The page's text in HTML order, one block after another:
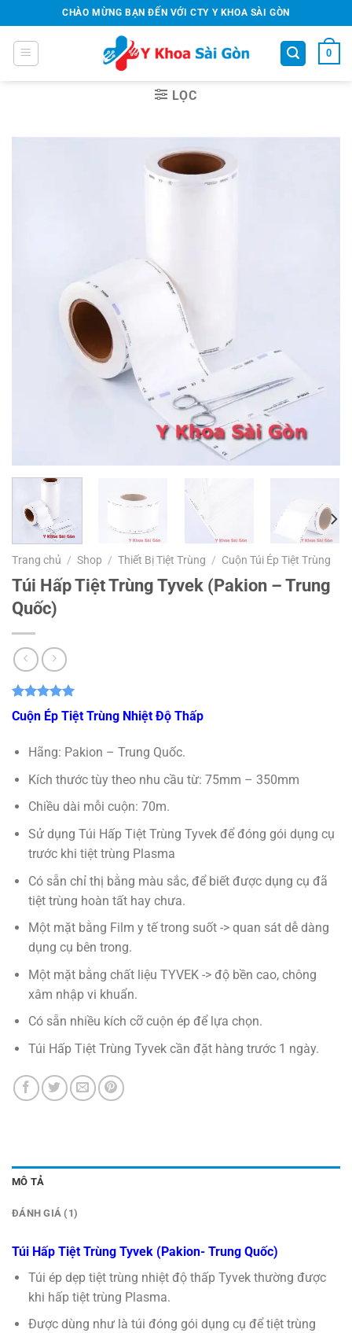
qua
nội
dung
CHÀO MỪNG BẠN ĐẾN VỚI CTY Y KHOA SÀI GÒN
0
LỌC
Trang chủ / Shop / Thiết Bị Tiệt Trùng / Cuộn Túi Ép Tiệt Trùng
Túi Hấp Tiệt Trùng Tyvek (Pakion – Trung
Quốc)
5.00 trên 5
dựa trên
1
Cuộn Ép Tiệt Trùng Nhiệt Độ Thấp
Hãng: Pakion – Trung Quốc.
Kích thước tùy theo nhu cầu từ: 75mm – 350mm
Chiều dài mỗi cuộn: 70m.
Sử dụng Túi Hấp Tiệt Trùng Tyvek để đóng gói dụng cụ
trước khi tiệt trùng Plasma
Có sẵn chỉ thị bằng màu sắc, để biết được dụng cụ đã
tiệt trùng hoàn tất hay chưa.
Một mặt bằng Film y tế trong suốt -> quan sát dễ dàng
dụng cụ bên trong.
Một mặt bằng chất liệu TYVEK -> độ bền cao, chông
xâm nhập vi khuẩn.
Có sẵn nhiều kích cỡ cuộn ép để lựa chọn.
Túi Hấp Tiệt Trùng Tyvek cần đặt hàng trước 1 ngày.
MÔ TẢ
ĐÁNH GIÁ (1)
Túi Hấp Tiệt Trùng Tyvek (Pakion- Trung Quốc)
Túi ép dẹp tiệt trùng nhiệt độ thấp Tyvek thường được
khi hấp tiệt trùng Plasma.
Được dùng như là túi đóng gói dụng cụ để tiệt trùng